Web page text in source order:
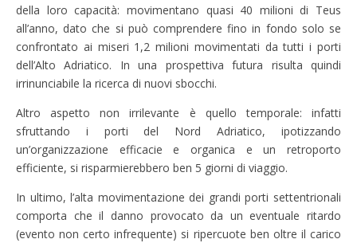
della loro capacità: movimentano quasi 40 milioni di Teus
all’anno, dato che si può comprendere fino in fondo solo se
confrontato ai miseri 1,2 milioni movimentati da tutti i porti
dell’Alto Adriatico. In una prospettiva futura risulta quindi
irrinunciabile la ricerca di nuovi sbocchi.
Altro aspetto non irrilevante è quello temporale: infatti
sfruttando i porti del Nord Adriatico, ipotizzando
un’organizzazione efficacie e organica e un retroporto
efficiente, si risparmierebbero ben 5 giorni di viaggio.
In ultimo, l’alta movimentazione dei grandi porti settentrionali
comporta che il danno provocato da un eventuale ritardo
(evento non certo infrequente) si ripercuote ben oltre il carico